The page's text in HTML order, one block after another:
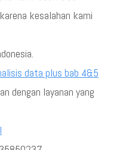
kesalahan kami
data plus bab 4&5
dengan layanan yang